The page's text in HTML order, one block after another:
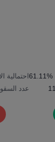
61.11%
11
احتمالية
عدد